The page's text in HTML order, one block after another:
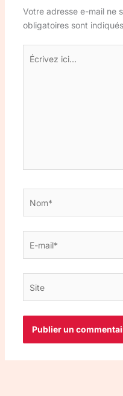
Votre adresse e-mail ne
obligatoires sont
ici…
mail*